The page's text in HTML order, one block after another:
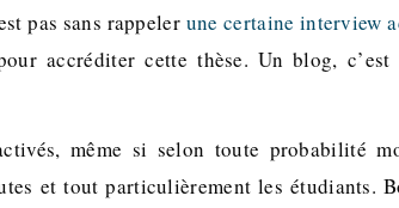
pas sans rappeler une certaine interview
accréditer cette thèse. Un blog, c’est
même si selon toute probabilité
et tout particulièrement les étudiants.